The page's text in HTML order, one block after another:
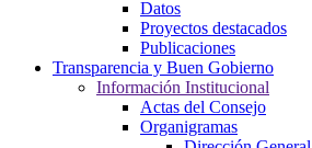
Datos
Proyectos destacados
Publicaciones
Transparencia y Buen Gobierno
Información Institucional
Actas del Consejo
Organigramas